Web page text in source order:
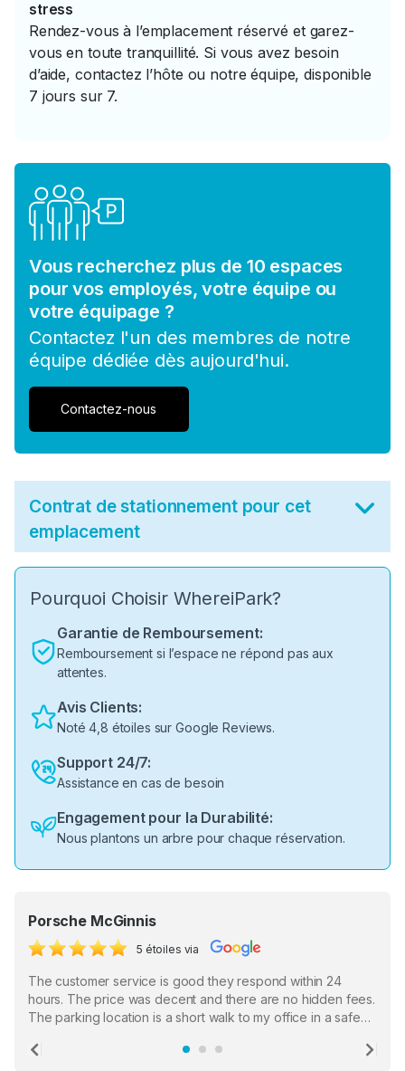
stress
Rendez-vous à l’emplacement réservé et garez-
vous en toute tranquillité. Si vous avez besoin
d’aide, contactez l’hôte ou notre équipe, disponible
7 jours sur 7.
Vous recherchez plus de 10 espaces
pour vos employés, votre équipe ou
votre équipage ?
Contactez l'un des membres de notre
équipe dédiée dès aujourd'hui.
Contactez-nous
Contrat de stationnement pour cet
emplacement
Pourquoi Choisir WhereiPark?
Garantie de Remboursement:
Remboursement si l’espace ne répond pas aux
attentes.
Avis Clients:
Noté 4,8 étoiles sur Google Reviews.
Support 24/7:
Assistance en cas de besoin
Engagement pour la Durabilité:
Nous plantons un arbre pour chaque réservation.
Porsche McGinnis
5 étoiles via
The customer service is good they respond within 24
hours. The price was decent and there are no hidden fees.
The parking location is a short walk to my office in a safe
the staff who serve as a third party in distributing the
Previous